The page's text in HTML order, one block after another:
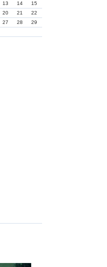
13 14
15
20 21
22
27 28
29